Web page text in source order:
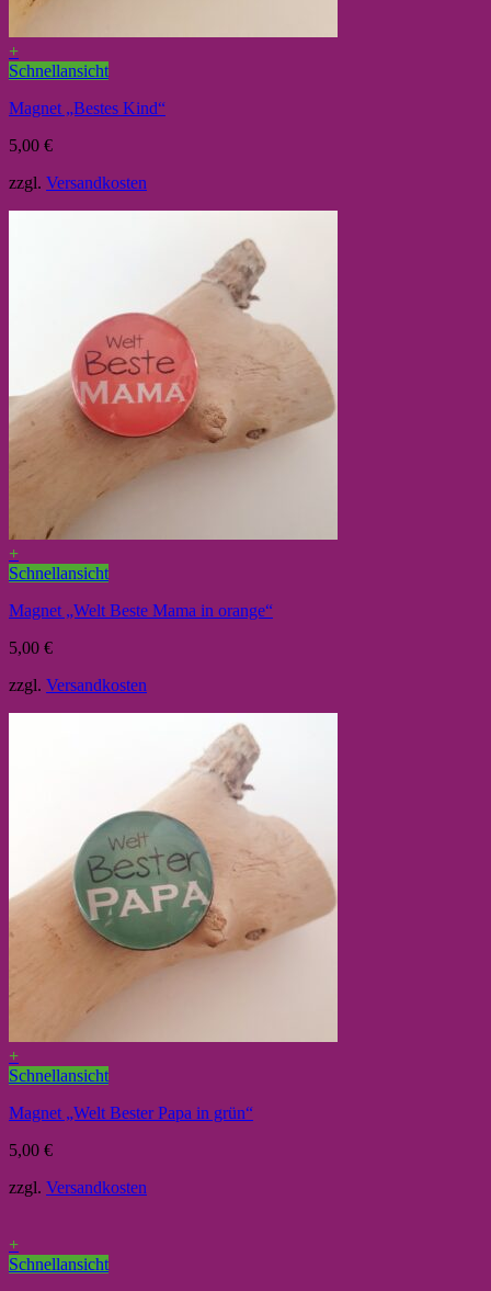
+
Schnellansicht
Magnet „Bestes Kind“
5,00 €
zzgl. Versandkosten
+
Schnellansicht
Magnet „Welt Beste Mama in orange“
5,00 €
zzgl. Versandkosten
+
Schnellansicht
Magnet „Welt Bester Papa in grün“
5,00 €
zzgl. Versandkosten
+
Schnellansicht